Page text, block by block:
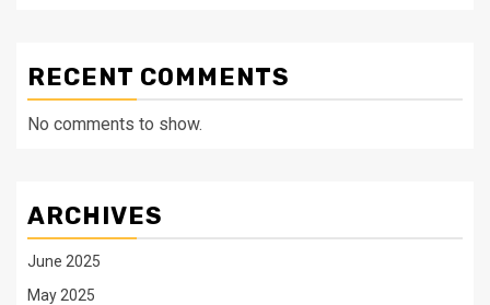
RECENT COMMENTS
No comments to show.
ARCHIVES
June 2025
May 2025